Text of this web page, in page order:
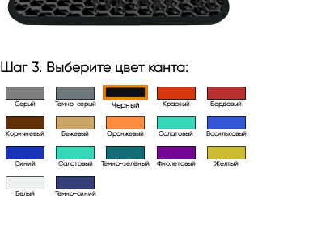
Шаг 3. Выберите цвет канта:
Серый Темно-серый Черный Красный Бордовый
Коричневый Бежевый Оранжевый Салатовый Васильковый
Синий Салатовый Тёмно-зелёный Фиолетовый Желтый
Белый Тёмно-синий